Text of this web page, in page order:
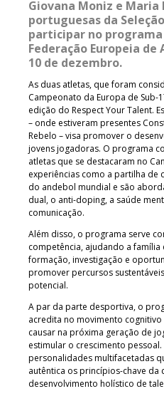
Giovana Moniz e
portuguesas da
participar no
Federação Europeia de
10 de dezembro.
As duas atletas, que foram
Campeonato da Europa de Sub-
edição do Respect Your Talent.
– onde estiveram presentes
Rebelo – visa promover o
jovens jogadoras. O programa
atletas que se destacaram no
experiências como a partilha de
do andebol mundial e são
dual, o anti-doping, a saúde
comunicação.
Além disso, o programa serve
competência, ajudando a
formação, investigação e
promover percursos
potencial.
A par da parte desportiva, o
acredita no movimento
causar na próxima geração de
estimular o crescimento
personalidades multifacetadas
autêntica os princípios-chave da
desenvolvimento holístico de